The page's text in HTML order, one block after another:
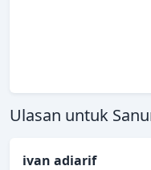
Ulasan untuk
ivan adiarif